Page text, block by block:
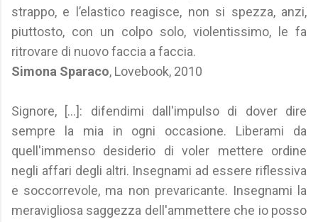
strappo, e l’elastico reagisce, non si spezza, anzi,
piuttosto, con un colpo solo, violentissimo, le fa
ritrovare di nuovo faccia a faccia.
Simona Sparaco, Lovebook, 2010
Signore, [...]: difendimi dall'impulso di dover dire
sempre la mia in ogni occasione. Liberami da
quell'immenso desiderio di voler mettere ordine
negli affari degli altri. Insegnami ad essere riflessiva
e soccorrevole, ma non prevaricante. Insegnami la
meravigliosa saggezza dell'ammettere che io posso